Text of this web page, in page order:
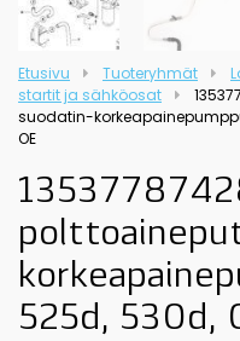
Etusivu Tuoteryhmät
startit ja sähköosat
suodatin-
OE
525d,